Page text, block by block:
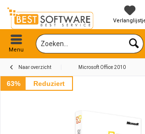
Menu
Naar overzicht Microsoft Office 2010
63% Reduziert